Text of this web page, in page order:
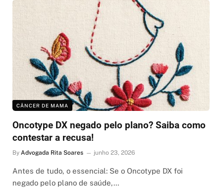
CÂNCER DE MAMA
Oncotype DX negado pelo plano? Saiba como
contestar a recusa!
By Advogada Rita Soares junho 23, 2026
Antes de tudo, o essencial: Se o Oncotype DX foi
negado pelo plano de saúde,…